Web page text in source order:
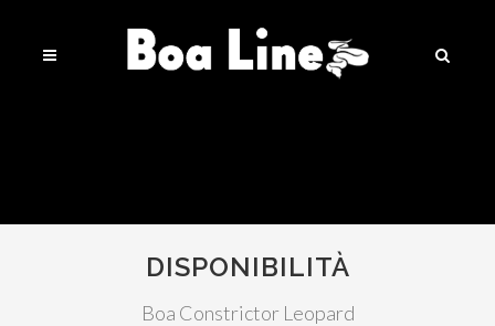
DISPONIBILITÀ
Boa Constrictor Leopard